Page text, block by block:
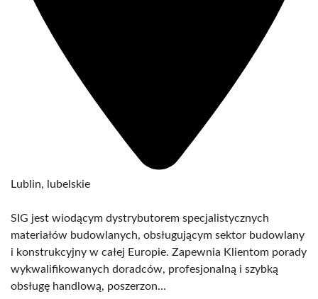
Lublin, lubelskie
SIG jest wiodącym dystrybutorem specjalistycznych
materiałów budowlanych, obsługującym sektor budowlany
i konstrukcyjny w całej Europie. Zapewnia Klientom porady
wykwalifikowanych doradców, profesjonalną i szybką
obsługę handlową, poszerzon...